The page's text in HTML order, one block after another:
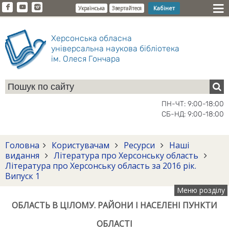
Українська Звертайтеся Кабінет
Херсонська обласна
універсальна наукова бібліотека
ім. Олеся Гончара
ПН-ЧТ: 9:00-18:00
СБ-НД: 9:00-18:00
Головна Користувачам Ресурси
Наші
видання
Література про Херсонську область
Література про Херсонську область за 2016 рік.
Випуск 1
Меню розділу
ОБЛАСТЬ В ЦІЛОМУ. РАЙОНИ І НАСЕЛЕНІ ПУНКТИ
ОБЛАСТІ